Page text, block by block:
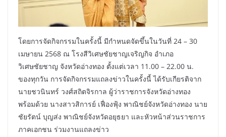
โดยการจัดกิจกรรมในครั้งนี้ มีกำหนดจัดขึ้นในวันที่ 24 – 30
เมษายน 2568 ณ โรงสีวิเศษชัยชาญเจริญกิจ อำเภอ
วิเศษชัยชาญ จังหวัดอ่างทอง ตั้งแต่เวลา 11.00 – 22.00 น.
ของทุกวัน การจัดกิจกรรมแถลงข่าวในครั้งนี้ ได้รับเกียรติจาก
นายชวนินทร์ วงศ์สถิตจิรกาล ผู้ว่าราชการจังหวัดอ่างทอง
พร้อมด้วย นางสาวสิการย์ เฟื่องฟุ้ง พาณิชย์จังหวัดอ่างทอง นาย
ชัยรัตน์ บุญส่ง พาณิชย์จังหวัดอยุธยา และหัวหน้าส่วนราชการ
ภาคเอกชน ร่วมงานแถลงข่าว